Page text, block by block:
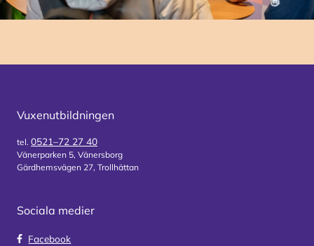
Vuxenutbildningen
tel. 0521–72 27 40
Vänerparken 5, Vänersborg
Gärdhemsvägen 27, Trollhättan
Sociala medier
Facebook